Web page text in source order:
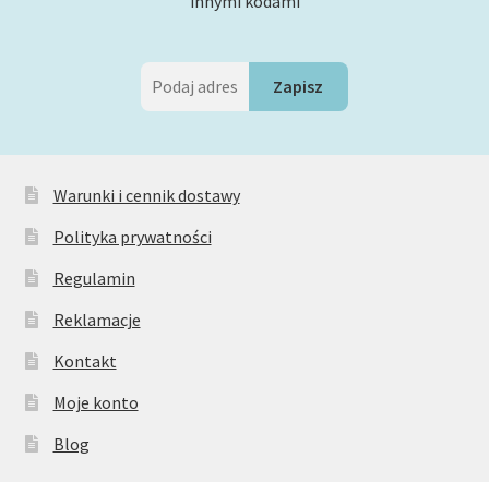
Warunki i cennik dostawy
Polityka prywatności
Regulamin
Reklamacje
Kontakt
Moje konto
Blog